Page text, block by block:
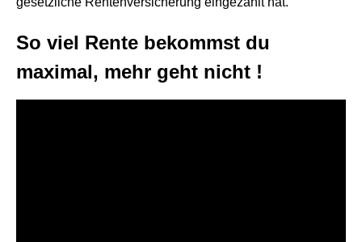
So viel Rente bekommst du
maximal, mehr geht nicht !